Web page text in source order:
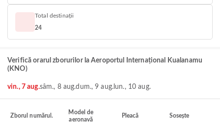
Total destinații
24
Verifică orarul zborurilor la Aeroportul Internațional Kualanamu
(KNO)
vin., 7 aug.sâm., 8 aug.dum., 9 aug. lun., 10 aug.
Zborul numărul.
Model de
aeronavă
Pleacă Sosește